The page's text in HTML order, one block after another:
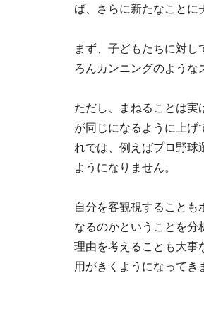
ば、さらに新たなことに
まず、子どもたちに対
ろんカンニングのような
ただし、まねることは実
が同じになるように上げ
れでは、例えばプロ野球
ようになりません。
自分を客観視すること
なるのかということを分
理由を考えることも大事
用がきくようになってき